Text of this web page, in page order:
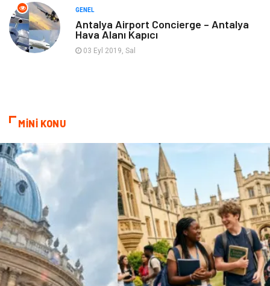
Markalar
Telekomünikasyon Basın Yayın
Dernekler ve Birlikler
Kiralama Servisleri Alüminyum
Doğal Enerji Kaynakları İşitme
Hediyelik Eşya Veteriner
Pazarlama Moda
GENEL
Antalya Airport Concierge – Antalya
Hava Alanı Kapıcı
03 Eyl 2019, Sal
MİNİ KONU